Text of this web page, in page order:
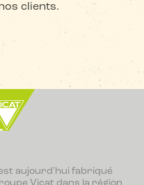
clients.
aujourd'hui fabriqué